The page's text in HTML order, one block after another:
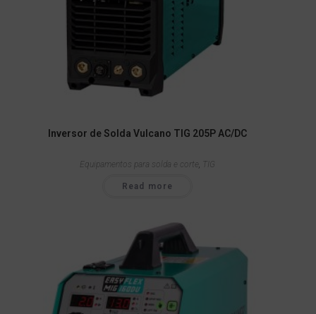
Inversor de Solda Vulcano TIG 205P AC/DC
Equipamentos para solda e corte, TIG
Read more